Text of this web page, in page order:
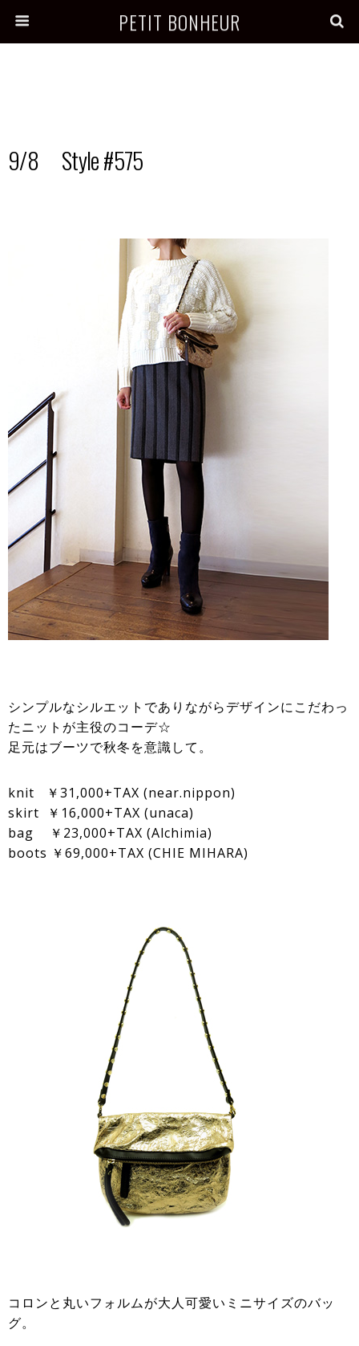
PETIT BONHEUR
9/8 Style #575
シンプルなシルエットでありながらデザインにこだわっ
たニットが主役のコーデ☆
足元はブーツで秋冬を意識して。
knit ￥31,000+TAX (near.nippon)
skirt ￥16,000+TAX (unaca)
bag ￥23,000+TAX (Alchimia)
boots ￥69,000+TAX (CHIE MIHARA)
コロンと丸いフォルムが大人可愛いミニサイズのバッ
グ。